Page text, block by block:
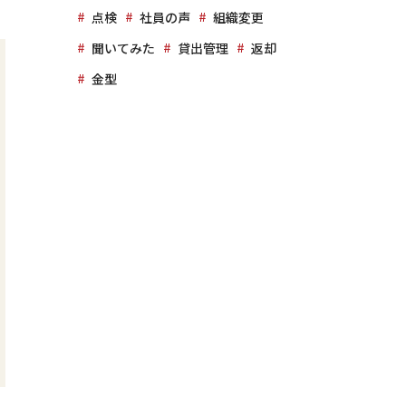
点検 社員の声
組織変更
聞いてみた
貸出管理
返却
金型